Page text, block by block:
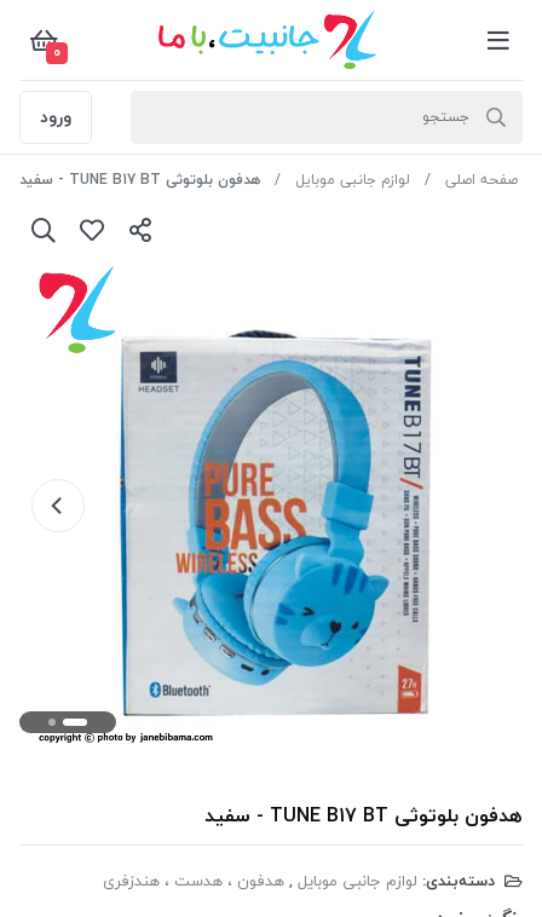
0
ورود
صفحه اصلی لوازم جانبی موبایل هدفون بلوتوثی TUNE B17 BT - سفید
هدفون بلوتوثی TUNE B17 BT - سفید
دسته‌بندی: لوازم جانبی موبایل ,هدفون ، هدست ، هندزفری